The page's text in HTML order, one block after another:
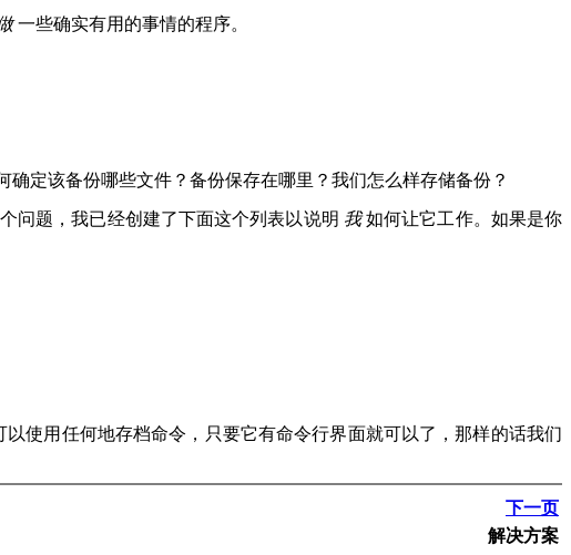
一些确实有用的事情的程序。
确定该备份哪些文件？备份保存在哪里？我们怎么样存储备份？
问题，我已经创建了下面这个列表以说明 我如何让它工作。如果是你
使用任何地存档命令，只要它有命令行界面就可以了，那样的话我们
下一页
解决方案